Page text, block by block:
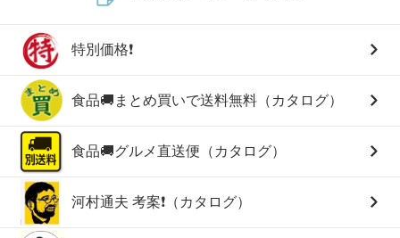
特別価格❗
食品🚚まとめ買いで送料無料（カタログ）
食品🚚グルメ直送便（カタログ）
河村通夫 考案❗（カタログ）